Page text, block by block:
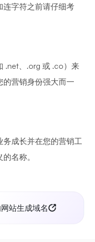
连字符之前请仔细考
.net、.org 或 .co）来
营销身份强大而一
务成长并在您的营销工
名称。
站生成域名